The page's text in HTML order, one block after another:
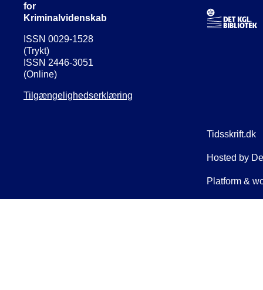
for
Kriminalvidenskab
ISSN 0029-1528
(Trykt)
ISSN 2446-3051
(Online)
Tilgængelighedserklæring